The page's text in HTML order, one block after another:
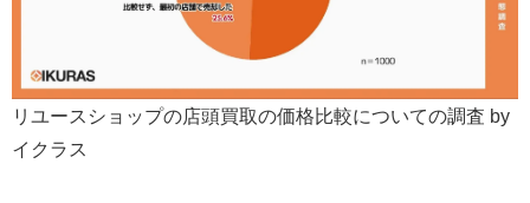
リユースショップの店頭買取の価格比較についての調査 by
イクラス